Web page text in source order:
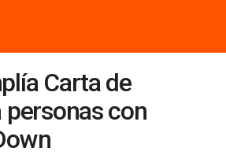
Carta de
personas con